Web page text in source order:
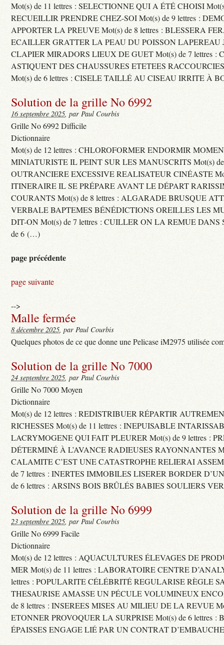
Mot(s) de 11 lettres : SELECTIONNE QUI A ÉTÉ CHOISI
RECUEILLIR PRENDRE CHEZ-SOI Mot(s) de 9 lettres :
APPORTER LA PREUVE Mot(s) de 8 lettres : BLESSERA
ECAILLER GRATTER LA PEAU DU POISSON LAPEREAU
CLAPIER MIRADORS LIEUX DE GUET Mot(s) de 7 lettres :
ASTIQUENT DES CHAUSSURES ETETEES
Mot(s) de 6 lettres : CISELE TAILLÉ AU CISEAU IRRITE À
Solution de la grille No 6992
16 septembre 2025, par Paul Courbis
Grille No 6992 Difficile
Dictionnaire
Mot(s) de 12 lettres : CHLOROFORMER ENDORMIR
MINIATURISTE IL PEINT SUR LES MANUSCRITS Mot(s) de
OUTRANCIERE EXCESSIVE REALISATEUR CINÉASTE
ITINERAIRE IL SE PRÉPARE AVANT LE DÉPART
COURANTS Mot(s) de 8 lettres : ALGARADE BRUSQUE
VERBALE BAPTEMES BÉNÉDICTIONS OREILLES LES
DIT-ON Mot(s) de 7 lettres : CUILLER ON LA REMUE DANS
de 6 (…)
page précédente
page suivante
-->
Malle fermée
8 décembre 2025, par Paul Courbis
Quelques photos de ce que donne une Pelicase iM2975 utilisée
Solution de la grille No 7000
24 septembre 2025, par Paul Courbis
Grille No 7000 Moyen
Dictionnaire
Mot(s) de 12 lettres : REDISTRIBUER RÉPARTIR
RICHESSES Mot(s) de 11 lettres : INEPUISABLE
LACRYMOGENE QUI FAIT PLEURER Mot(s) de 9 lettres :
DÉTERMINÉ À L’AVANCE RADIEUSES RAYONNANTES
CALAMITE C’EST UNE CATASTROPHE RELIERAI
de 7 lettres : INERTES IMMOBILES LISERER BORDER
de 6 lettres : ARSINS BOIS BRÛLÉS BABIES SOULIERS
Solution de la grille No 6999
23 septembre 2025, par Paul Courbis
Grille No 6999 Facile
Dictionnaire
Mot(s) de 12 lettres : AQUACULTURES ÉLEVAGES DE
MER Mot(s) de 11 lettres : LABORATOIRE CENTRE
lettres : POPULARITE CÉLÉBRITÉ REGULARISE RÈGLE
THESAURISE AMASSE UN PÉCULE VOLUMINEUX
de 8 lettres : INSEREES MISES AU MILIEU DE LA REVUE
ETONNER PROVOQUER LA SURPRISE Mot(s) de 6 lettres :
ÉPAISSES ENGAGE LIÉ PAR UN CONTRAT